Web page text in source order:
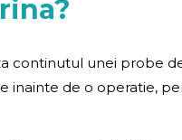
continutul unei probe
inainte de o operatie,